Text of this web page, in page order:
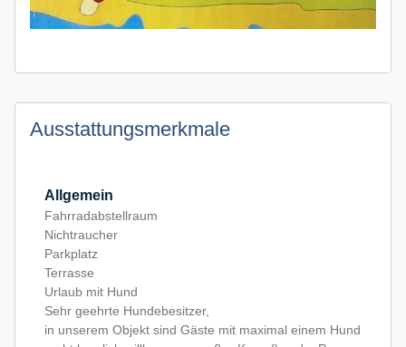
Ausstattungsmerkmale
Allgemein
Fahrradabstellraum
Nichtraucher
Parkplatz
Terrasse
Urlaub mit Hund
Sehr geehrte Hundebesitzer,
in unserem Objekt sind Gäste mit maximal einem Hund